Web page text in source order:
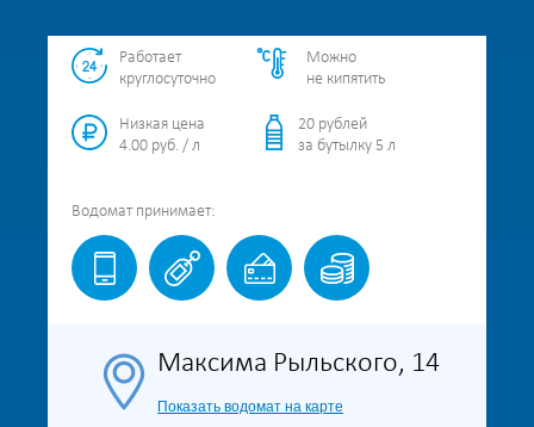
Работает
круглосуточно
Можно
не кипятить
Низкая цена
4.00 руб. / л
20 рублей
за бутылку 5 л
Водомат принимает:
Максима Рыльского, 14
Показать водомат на карте